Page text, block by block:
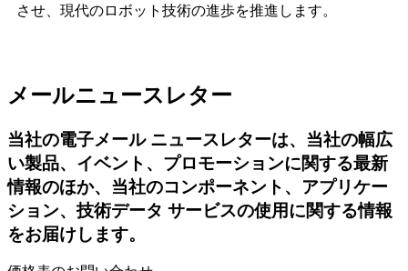
させ、現代のロボット技術の進歩を推進します。
メールニュースレター
当社の電子メール ニュースレターは、当社の幅広
い製品、イベント、プロモーションに関する最新
情報のほか、当社のコンポーネント、アプリケー
ション、技術データ サービスの使用に関する情報
をお届けします。